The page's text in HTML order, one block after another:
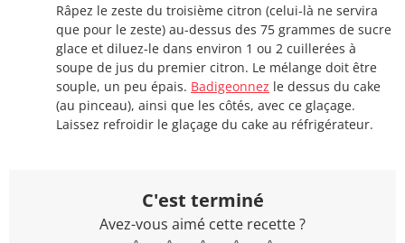
Râpez le zeste du troisième citron (celui-là ne servira
que pour le zeste) au-dessus des 75 grammes de sucre
glace et diluez-le dans environ 1 ou 2 cuillerées à
soupe de jus du premier citron. Le mélange doit être
souple, un peu épais. Badigeonnez le dessus du cake
(au pinceau), ainsi que les côtés, avec ce glaçage.
Laissez refroidir le glaçage du cake au réfrigérateur.
C'est terminé
Avez-vous aimé cette recette ?